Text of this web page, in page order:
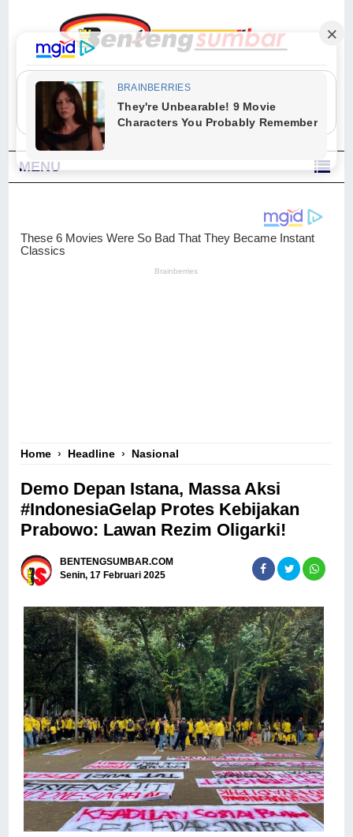
"Sesungguhnya Allah dan para malaikat-Nya berselawat untuk Nabi.
Wahai orang-orang yang beriman, berselawatlah kamu untuk Nabi dan
ucapkanlah salam dengan penuh penghormatan kepadanya." (Qs. Al
Ahzab Ayat 56)
MENU
Home › Headline › Nasional
Demo Depan Istana, Massa Aksi
#IndonesiaGelap Protes Kebijakan
Prabowo: Lawan Rezim Oligarki!
BENTENGSUMBAR.COM
Senin, 17 Februari 2025